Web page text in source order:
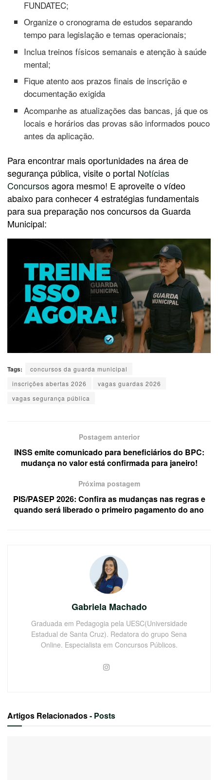
FUNDATEC;
Organize o cronograma de estudos separando
tempo para legislação e temas operacionais;
Inclua treinos físicos semanais e atenção à saúde
mental;
Fique atento aos prazos finais de inscrição e
documentação exigida
Acompanhe as atualizações das bancas, já que os
locais e horários das provas são informados pouco
antes da aplicação.
Para encontrar mais oportunidades na área de
segurança pública, visite o portal Notícias
Concursosagora mesmo! E aproveite o vídeo
abaixo para conhecer 4 estratégias fundamentais
para sua preparação nos concursos da Guarda
Municipal:
Tags:
concursos da guarda municipal
inscrições abertas 2026
vagas guardas 2026
vagas segurança pública
Postagem anterior
INSS emite comunicado para beneficiários do BPC:
mudança no valor está confirmada para janeiro!
Próxima postagem
PIS/PASEP 2026: Confira as mudanças nas regras e
quando será liberado o primeiro pagamento do ano
Gabriela Machado
Graduada em Pedagogia pela UESC(Universidade
Estadual de Santa Cruz). Redatora do grupo Sena
Online. Especialista em Concursos Públicos.
Artigos Relacionados- Posts